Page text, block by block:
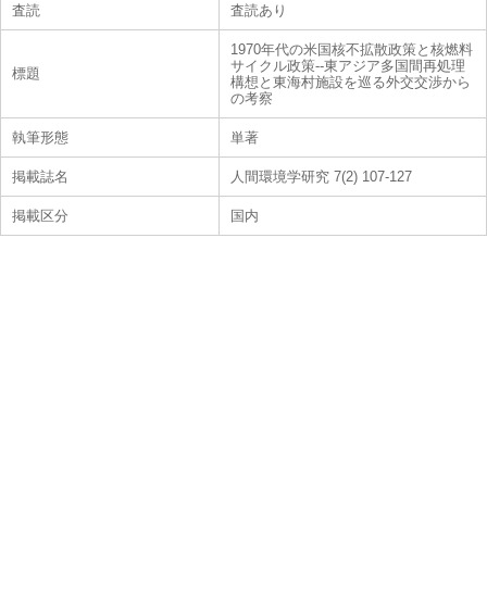
査読 査読あり
標題
1970年代の米国核不拡散政策と核燃料
サイクル政策--東アジア多国間再処理
構想と東海村施設を巡る外交交渉から
の考察
執筆形態 単著
掲載誌名 人間環境学研究 7(2) 107-127
掲載区分 国内